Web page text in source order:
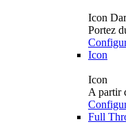
Icon
Portez
Icon
Icon
A partir
Full